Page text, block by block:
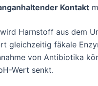
Kontakt
Harnstoff aus dem
gleichzeitig fäkale
von Antibiotika
Wert senkt.